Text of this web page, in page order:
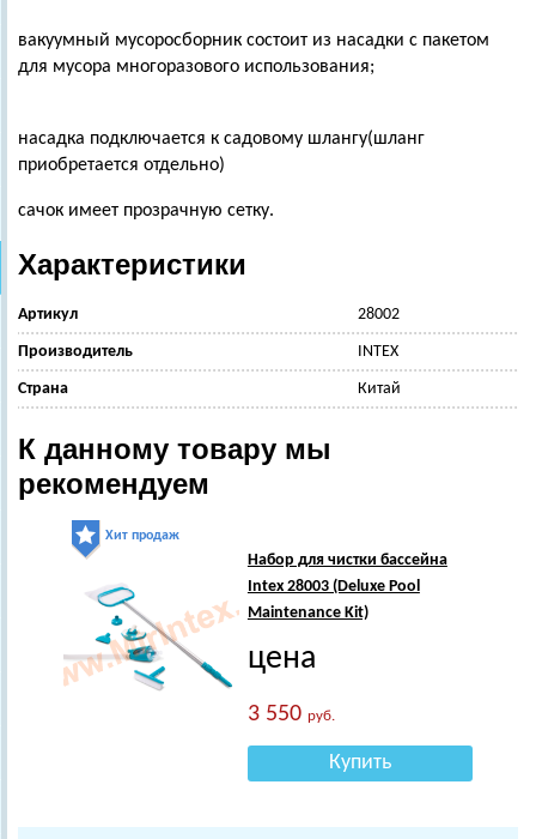
вакуумный мусоросборник состоит из насадки с пакетом
для мусора многоразового использования;
насадка подключается к садовому шлангу(шланг
приобретается отдельно)
сачок имеет прозрачную сетку.
Характеристики
Артикул 28002
Производитель INTEX
Страна Китай
К данному товару мы
рекомендуем
Хит продаж
Набор для чистки бассейна
Intex 28003 (Deluxe Pool
Maintenance Kit)
цена
3 550 руб.
Купить